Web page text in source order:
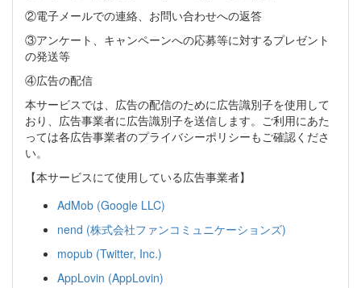
②電子メールでの連絡、お問い合わせへの返答
③アンケート、キャンペーンへの応募等に対するプレゼント
の発送等
④広告の配信
本サービスでは、広告の配信のために広告識別子を使用して
おり、広告事業者に広告識別子を送信します。ご利用にあた
っては各広告事業者のプライバシーポリシーもご確認くださ
い。
【本サービスにて使用している広告事業者】
AdMob (Google LLC)
nend (株式会社ファンコミュニケーションズ)
mopub (Twitter, Inc.)
AppLovin (AppLovin)